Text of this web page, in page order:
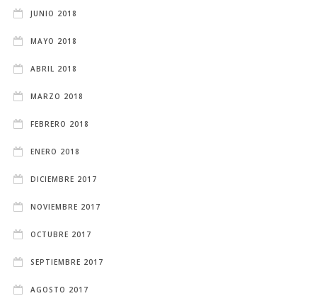
JUNIO 2018
MAYO 2018
ABRIL 2018
MARZO 2018
FEBRERO 2018
ENERO 2018
DICIEMBRE 2017
NOVIEMBRE 2017
OCTUBRE 2017
SEPTIEMBRE 2017
AGOSTO 2017